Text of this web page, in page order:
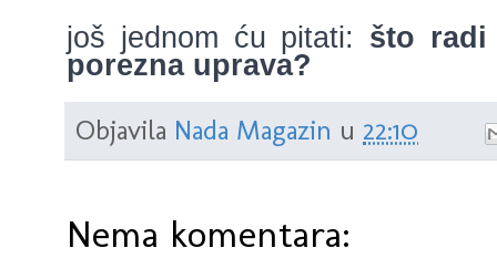
još jednom ću pitati: što radi
porezna uprava?
Objavila Nada Magazin u 22:10
Nema komentara: